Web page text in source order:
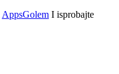
AppsGolem I isprobajte